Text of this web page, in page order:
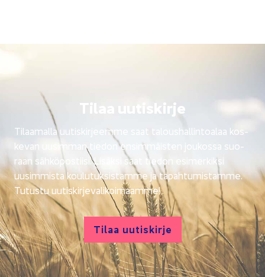
Tilaa uu­tis­kir­je
Ti­laa­mal­la uu­tis­kir­jeem­me saat ta­lous­hal­lin­toa­laa kos­
ke­van uusim­man tie­don en­sim­mäis­ten jou­kos­sa suo­
raan säh­kö­pos­tii­si. Li­säk­si saat tie­don esi­mer­kik­si
uusim­mis­ta kou­lu­tuk­sis­tam­me ja ta­pah­tu­mis­tam­me.
Tu­tus­tu uu­tis­kir­je­va­li­koi­maam­me!
Tilaa uu­tis­kir­je